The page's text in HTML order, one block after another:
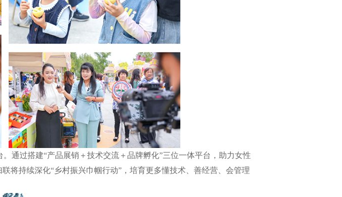
过搭建“产品展销＋技术交流＋品牌孵化”三位一体平台，助力女性
将持续深化“乡村振兴巾帼行动”，培育更多懂技术、善经营、会管理